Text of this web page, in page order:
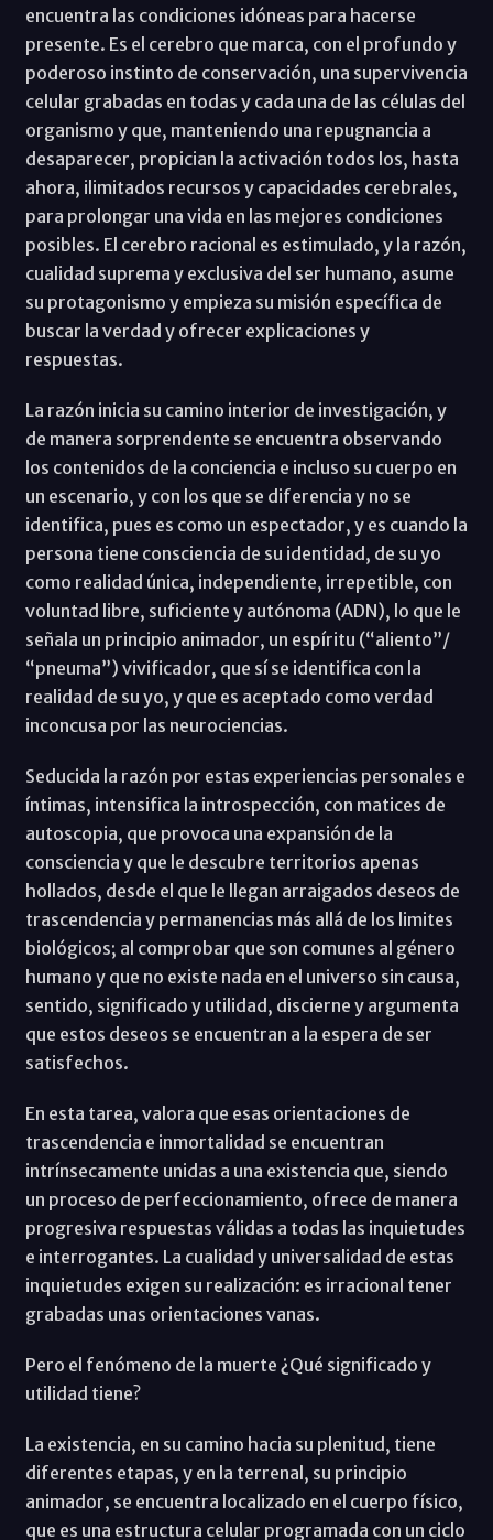
encuentra las condiciones idóneas para hacerse
presente. Es el cerebro que marca, con el profundo y
poderoso instinto de conservación, una supervivencia
celular grabadas en todas y cada una de las células del
organismo y que, manteniendo una repugnancia a
desaparecer, propician la activación todos los, hasta
ahora, ilimitados recursos y capacidades cerebrales,
para prolongar una vida en las mejores condiciones
posibles. El cerebro racional es estimulado, y la razón,
cualidad suprema y exclusiva del ser humano, asume
su protagonismo y empieza su misión específica de
buscar la verdad y ofrecer explicaciones y
respuestas.
La razón inicia su camino interior de investigación, y
de manera sorprendente se encuentra observando
los contenidos de la conciencia e incluso su cuerpo en
un escenario, y con los que se diferencia y no se
identifica, pues es como un espectador, y es cuando la
persona tiene consciencia de su identidad, de su yo
como realidad única, independiente, irrepetible, con
voluntad libre, suficiente y autónoma (ADN), lo que le
señala un principio animador, un espíritu (“aliento”/
“pneuma”) vivificador, que sí se identifica con la
realidad de su yo, y que es aceptado como verdad
inconcusa por las neurociencias.
Seducida la razón por estas experiencias personales e
íntimas, intensifica la introspección, con matices de
autoscopia, que provoca una expansión de la
consciencia y que le descubre territorios apenas
hollados, desde el que le llegan arraigados deseos de
trascendencia y permanencias más allá de los limites
biológicos; al comprobar que son comunes al género
humano y que no existe nada en el universo sin causa,
sentido, significado y utilidad, discierne y argumenta
que estos deseos se encuentran a la espera de ser
satisfechos.
En esta tarea, valora que esas orientaciones de
trascendencia e inmortalidad se encuentran
intrínsecamente unidas a una existencia que, siendo
un proceso de perfeccionamiento, ofrece de manera
progresiva respuestas válidas a todas las inquietudes
e interrogantes. La cualidad y universalidad de estas
inquietudes exigen su realización: es irracional tener
grabadas unas orientaciones vanas.
Pero el fenómeno de la muerte ¿Qué significado y
utilidad tiene?
La existencia, en su camino hacia su plenitud, tiene
diferentes etapas, y en la terrenal, su principio
animador, se encuentra localizado en el cuerpo físico,
que es una estructura celular programada con un ciclo